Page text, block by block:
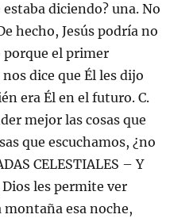
diciendo? una. No
hecho, Jesús podría no
el primer
dice que Él les dijo
era Él en el futuro. C.
mejor las cosas que
que escuchamos, ¿no
CELESTIALES – Y
Dios les permite ver
montaña esa noche,